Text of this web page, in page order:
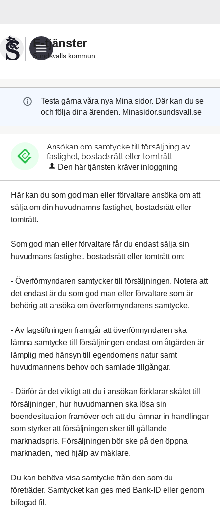
Sundsvalls
kommuns
e-
E-tjänster
Sundsvalls kommun
Testa gärna våra nya Mina sidor. Där kan du se
och följa dina ärenden. Minasidor.sundsvall.se
Ansökan om samtycke till försäljning av
fastighet, bostadsrätt eller tomträtt
Den här tjänsten kräver inloggning
Här kan du som god man eller förvaltare ansöka om att
sälja om din huvudnamns fastighet, bostadsrätt eller
tomträtt.
Som god man eller förvaltare får du endast sälja sin
huvudmans fastighet, bostadsrätt eller tomträtt om:
- Överförmyndaren samtycker till försäljningen. Notera att
det endast är du som god man eller förvaltare som är
behörig att ansöka om överförmyndarens samtycke.
- Av lagstiftningen framgår att överförmyndaren ska
lämna samtycke till försäljningen endast om åtgärden är
lämplig med hänsyn till egendomens natur samt
huvudmannens behov och samlade tillgångar.
- Därför är det viktigt att du i ansökan förklarar skälet till
försäljningen, hur huvudmannen ska lösa sin
boendesituation framöver och att du lämnar in handlingar
som styrker att försäljningen sker till gällande
marknadspris. Försäljningen bör ske på den öppna
marknaden, med hjälp av mäklare.
Du kan behöva visa samtycke från den som du
företräder. Samtycket kan ges med Bank-ID eller genom
bifogad fil.